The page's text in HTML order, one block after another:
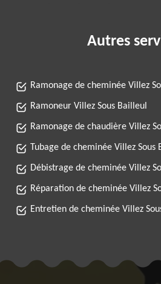
Autres
Ramonage de cheminée Villez
Ramoneur Villez Sous Bailleul
Ramonage de chaudière Villez
Tubage de cheminée Villez Sous
Débistrage de cheminée Villez
Réparation de cheminée Villez
Entretien de cheminée Villez